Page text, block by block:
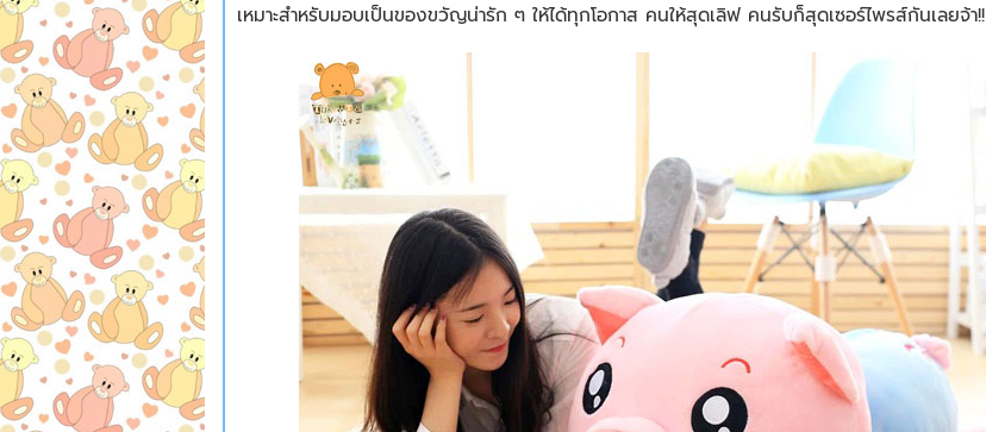
เหมาะสำหรับมอบเป็นของขวัญน่ารัก ๆ ให้ได้ทุกโอกาส คนให้สุดเลิฟ คนรับก็สุดเซอร์ไพรส์กันเลยจ้า!!